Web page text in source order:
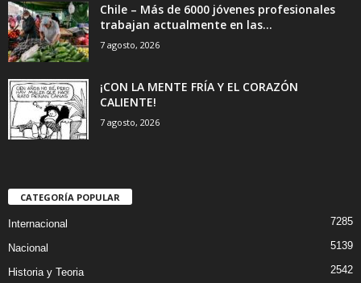
Chile – Más de 6000 jóvenes profesionales
trabajan actualmente en las...
7 agosto, 2026
¡CON LA MENTE FRÍA Y EL CORAZÓN
CALIENTE!
7 agosto, 2026
CATEGORÍA POPULAR
Internacional 7285
Nacional 5139
Historia y Teoria 2542